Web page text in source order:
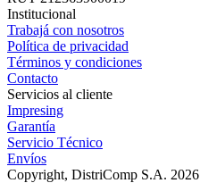
Institucional
Trabajá con nosotros
Política de privacidad
Términos y condiciones
Contacto
Servicios al cliente
Impresing
Garantía
Servicio Técnico
Envíos
Copyright, DistriComp S.A. 2026